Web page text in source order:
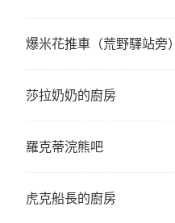
爆米花推車（荒野驛站旁）
莎拉奶奶的廚房
羅克蒂浣熊吧
虎克船長的廚房